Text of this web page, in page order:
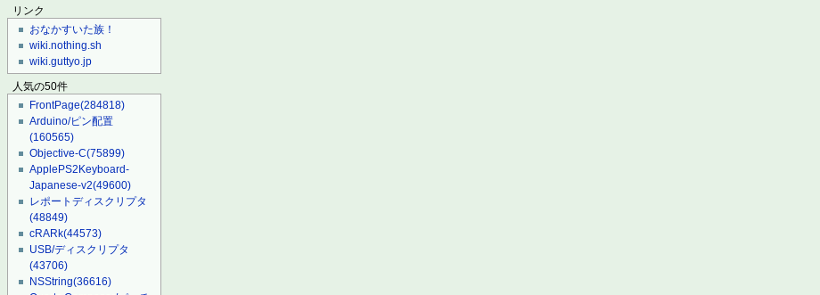
リンク
おなかすいた族！
wiki.nothing.sh
wiki.guttyo.jp
人気の50件
FrontPage(284818)
Arduino/ピン配置
(160565)
Objective-C(75899)
ApplePS2Keyboard-
Japanese-v2(49600)
レポートディスクリプタ
(48849)
cRARk(44573)
USB/ディスクリプタ
(43706)
NSString(36616)